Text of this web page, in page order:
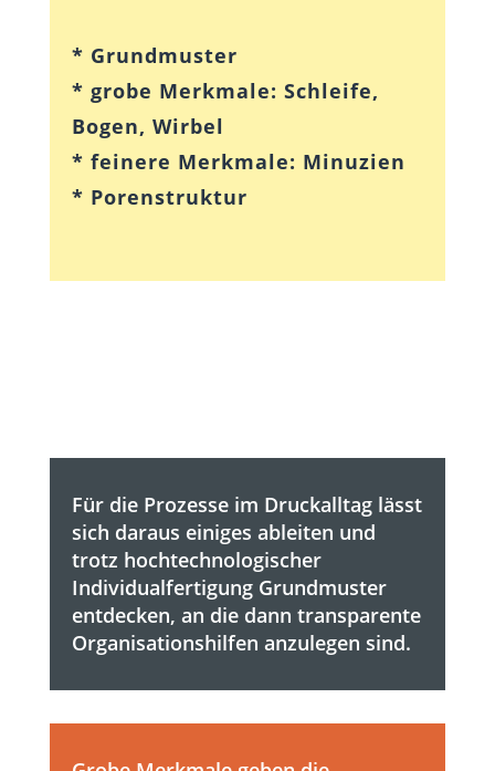
* Grundmuster
* grobe Merkmale: Schleife,
Bogen, Wirbel
* feinere Merkmale: Minuzien
* Porenstruktur
Für die Prozesse im Druckalltag lässt
sich daraus einiges ableiten und
trotz hochtechnologischer
Individualfertigung Grundmuster
entdecken, an die dann transparente
Organisationshilfen anzulegen sind.